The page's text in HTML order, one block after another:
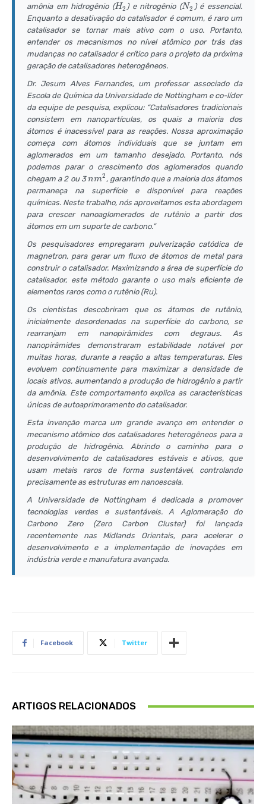
amônia em hidrogênio (H
_
{
2
H2 ) e nitrogênio (N
_
{
2
N2 ) é essencial.
Enquanto a desativação do catalisador é comum, é raro um
catalisador se tornar mais ativo com o uso. Portanto,
entender os mecanismos no nível atômico por trás das
mudanças no catalisador é crítico para o projeto da próxima
geração de catalisadores heterogêneos.
Dr. Jesum Alves Fernandes, um professor associado da
Escola de Química da Universidade de Nottingham e co-líder
da equipe de pesquisa, explicou: “Catalisadores tradicionais
consistem em nanopartículas, os quais a maioria dos
átomos é inacessível para as reações. Nossa aproximação
começa com átomos individuais que se juntam em
aglomerados em um tamanho desejado. Portanto, nós
podemos parar o crescimento dos aglomerados quando
chegam a 2 ou 3n
m
^
{
}
nm2 , garantindo que a maioria dos átomos
permaneça na superfície e disponível para reações
químicas. Neste trabalho, nós aproveitamos esta abordagem
para crescer nanoaglomerados de rutênio a partir dos
átomos em um suporte de carbono.”
Os pesquisadores empregaram pulverização catódica de
magnetron, para gerar um fluxo de átomos de metal para
construir o catalisador. Maximizando a área de superfície do
catalisador, este método garante o uso mais eficiente de
elementos raros como o rutênio (Ru).
Os cientistas descobriram que os átomos de rutênio,
inicialmente desordenados na superfície do carbono, se
rearranjam em nanopirâmides com degraus. As
nanopirâmides demonstraram estabilidade notável por
muitas horas, durante a reação a altas temperaturas. Eles
evoluem continuamente para maximizar a densidade de
locais ativos, aumentando a produção de hidrogênio a partir
da amônia. Este comportamento explica as características
únicas de autoaprimoramento do catalisador.
Esta invenção marca um grande avanço em entender o
mecanismo atômico dos catalisadores heterogêneos para a
produção de hidrogênio. Abrindo o caminho para o
desenvolvimento de catalisadores estáveis e ativos, que
usam metais raros de forma sustentável, controlando
precisamente as estruturas em nanoescala.
A Universidade de Nottingham é dedicada a promover
tecnologias verdes e sustentáveis. A Aglomeração do
Carbono Zero (Zero Carbon Cluster) foi lançada
recentemente nas Midlands Orientais, para acelerar o
desenvolvimento e a implementação de inovações em
indústria verde e manufatura avançada.
Facebook Twitter
ARTIGOS RELACIONADOS